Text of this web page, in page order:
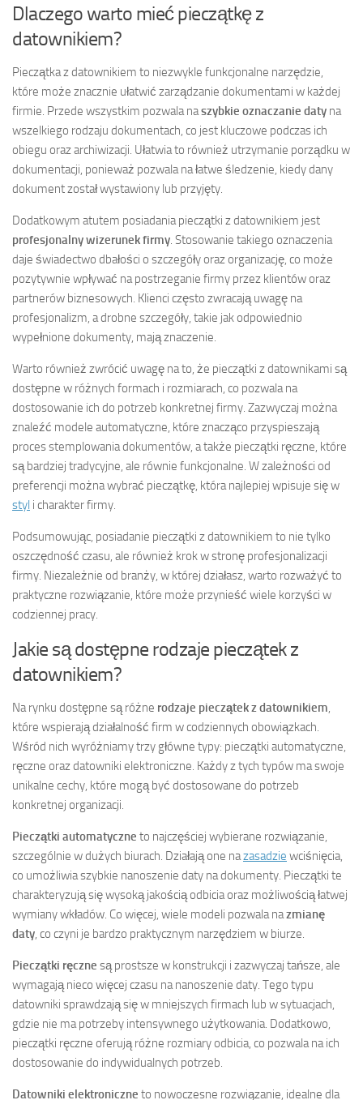
Dlaczego warto mieć pieczątkę z
datownikiem?
Pieczątka z datownikiem to niezwykle funkcjonalne narzędzie,
które może znacznie ułatwić zarządzanie dokumentami w każdej
firmie. Przede wszystkim pozwala naszybkie oznaczanie daty na
wszelkiego rodzaju dokumentach, co jest kluczowe podczas ich
obiegu oraz archiwizacji. Ułatwia to również utrzymanie porządku w
dokumentacji, ponieważ pozwala na łatwe śledzenie, kiedy dany
dokument został wystawiony lub przyjęty.
Dodatkowym atutem posiadania pieczątki z datownikiem jest
profesjonalny wizerunek firmy . Stosowanie takiego oznaczenia
daje świadectwo dbałości o szczegóły oraz organizację, co może
pozytywnie wpływać na postrzeganie firmy przez klientów oraz
partnerów biznesowych. Klienci często zwracają uwagę na
profesjonalizm, a drobne szczegóły, takie jak odpowiednio
wypełnione dokumenty, mają znaczenie.
Warto również zwrócić uwagę na to, że pieczątki z datownikami są
dostępne w różnych formach i rozmiarach, co pozwala na
dostosowanie ich do potrzeb konkretnej firmy. Zazwyczaj można
znaleźć modele automatyczne, które znacząco przyspieszają
proces stemplowania dokumentów, a także pieczątki ręczne, które
są bardziej tradycyjne, ale równie funkcjonalne. W zależności od
preferencji można wybrać pieczątkę, która najlepiej wpisuje się w
styl i charakter firmy.
Podsumowując, posiadanie pieczątki z datownikiem to nie tylko
oszczędność czasu, ale również krok w stronę profesjonalizacji
firmy. Niezależnie od branży, w której działasz, warto rozważyć to
praktyczne rozwiązanie, które może przynieść wiele korzyści w
codziennej pracy.
Jakie są dostępne rodzaje pieczątek z
datownikiem?
Na rynku dostępne są różne rodzaje pieczątek z datownikiem
które wspierają działalność firm w codziennych obowiązkach.
Wśród nich wyróżniamy trzy główne typy: pieczątki automatyczne,
ręczne oraz datowniki elektroniczne. Każdy z tych typów ma swoje
unikalne cechy, które mogą być dostosowane do potrzeb
konkretnej organizacji.
Pieczątki automatyczne to najczęściej wybierane rozwiązanie,
szczególnie w dużych biurach. Działają one nazasadzie wciśnięcia,
co umożliwia szybkie nanoszenie daty na dokumenty. Pieczątki te
charakteryzują się wysoką jakością odbicia oraz możliwością łatwej
wymiany wkładów. Co więcej, wiele modeli pozwala nazmianę
daty , co czyni je bardzo praktycznym narzędziem w biurze.
Pieczątki ręczne są prostsze w konstrukcji i zazwyczaj tańsze, ale
wymagają nieco więcej czasu na nanoszenie daty. Tego typu
datowniki sprawdzają się w mniejszych firmach lub w sytuacjach,
gdzie nie ma potrzeby intensywnego użytkowania. Dodatkowo,
pieczątki ręczne oferują różne rozmiary odbicia, co pozwala na ich
dostosowanie do indywidualnych potrzeb.
Datowniki elektroniczne to nowoczesne rozwiązanie, idealne dla